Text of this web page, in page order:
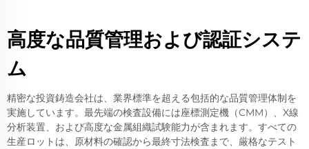
高度な品質管理および認証システ
ム
精密な投資鋳造会社は、業界標準を超える包括的な品質管理体制を
実施しています。最先端の検査設備には座標測定機（CMM）、X線
分析装置、および高度な金属組織試験能力が含まれます。すべての
生産ロットは、原材料の確認から最終寸法検査まで、厳格なテスト